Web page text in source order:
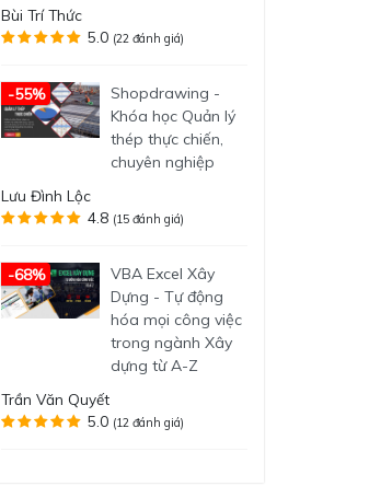
Bùi Trí Thức
5.0 (22 đánh giá)
-55%
Shopdrawing -
Khóa học Quản lý
thép thực chiến,
chuyên nghiệp
Lưu Đình Lộc
4.8 (15 đánh giá)
-68%
VBA Excel Xây
Dựng - Tự động
hóa mọi công việc
trong ngành Xây
dựng từ A-Z
Trần Văn Quyết
5.0 (12 đánh giá)